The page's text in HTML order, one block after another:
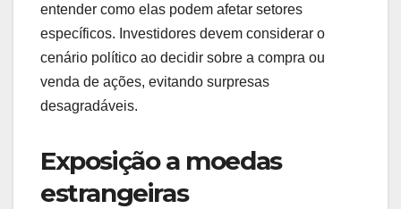
entender como elas podem afetar setores
específicos. Investidores devem considerar o
cenário político ao decidir sobre a compra ou
venda de ações, evitando surpresas
desagradáveis.
Exposição a moedas
estrangeiras